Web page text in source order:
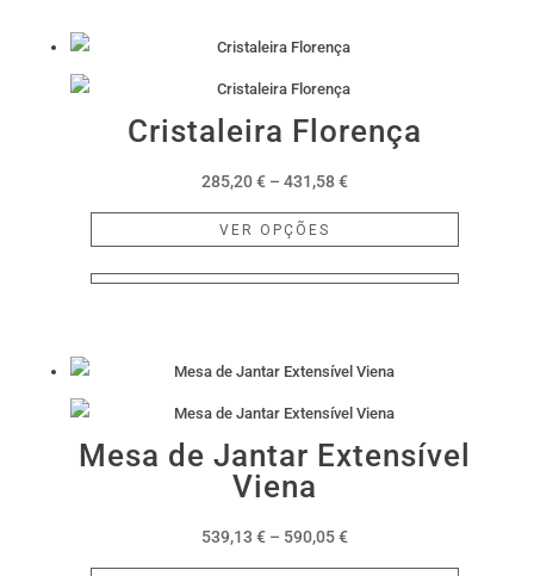
Cristaleira Florença
285,20€ – 431,58€Price
range:
285,20 €
through
VER OPÇÕES
This
product
has
be
Mesa de Jantar Extensível
Viena
539,13 € – 590,05€Price
range:
This